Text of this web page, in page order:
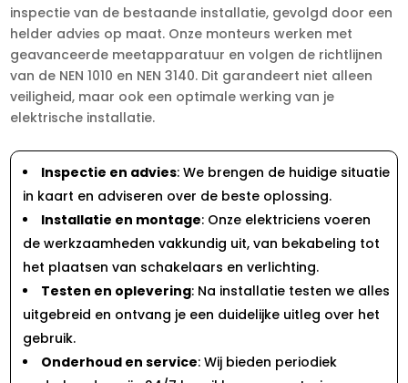
inspectie van de bestaande installatie, gevolgd door een
helder advies op maat. Onze monteurs werken met
geavanceerde meetapparatuur en volgen de richtlijnen
van de NEN 1010 en NEN 3140. Dit garandeert niet alleen
veiligheid, maar ook een optimale werking van je
elektrische installatie.
Inspectie en advies: We brengen de huidige situatie
in kaart en adviseren over de beste oplossing.
Installatie en montage: Onze elektriciens voeren
de werkzaamheden vakkundig uit, van bekabeling tot
het plaatsen van schakelaars en verlichting.
Testen en oplevering: Na installatie testen we alles
uitgebreid en ontvang je een duidelijke uitleg over het
gebruik.
Onderhoud en service: Wij bieden periodiek